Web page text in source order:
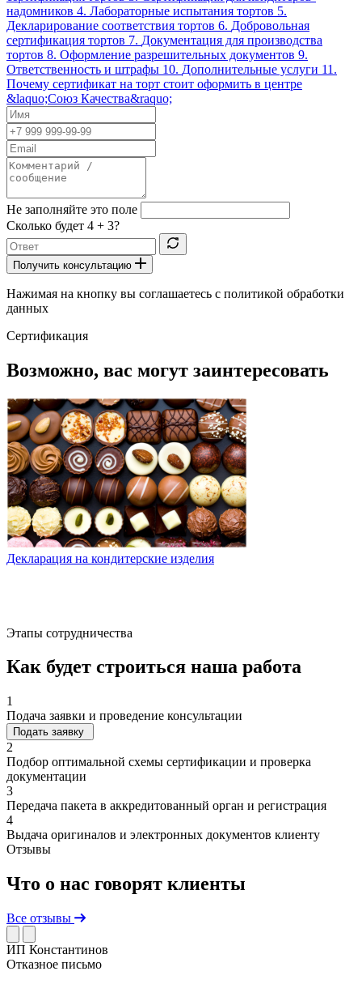
надомников 4. Лабораторные испытания тортов 5.
Декларирование соответствия тортов 6. Добровольная
сертификация тортов 7. Документация для производства
тортов 8. Оформление разрешительных документов 9.
Ответственность и штрафы 10. Дополнительные услуги 11.
Почему сертификат на торт стоит оформить в центре
&laquo;Союз Качества&raquo;
Не заполняйте это поле
Сколько будет 4 + 3?
Получить консультацию
Нажимая на кнопку вы соглашаетесь с политикой обработки
данных
Сертификация
Возможно, вас могут заинтересовать
Декларация на кондитерские изделия
Этапы сотрудничества
Как будет строиться наша работа
1
Подача заявки и проведение консультации
Подать заявку
2
Подбор оптимальной схемы сертификации и проверка
документации
3
Передача пакета в аккредитованный орган и регистрация
4
Выдача оригиналов и электронных документов клиенту
Отзывы
Что о нас говорят клиенты
Все отзывы
ИП Константинов
Отказное письмо